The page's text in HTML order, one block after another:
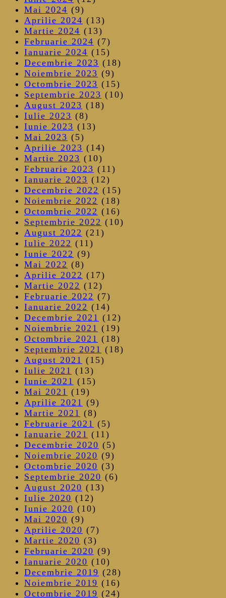
Mai 2024 (9)
Aprilie 2024 (13)
Martie 2024 (13)
Februarie 2024 (7)
Ianuarie 2024 (15)
Decembrie 2023 (18)
Noiembrie 2023 (9)
Octombrie 2023 (15)
Septembrie 2023 (10)
August 2023 (18)
Iulie 2023 (8)
Iunie 2023 (13)
Mai 2023 (5)
Aprilie 2023 (14)
Martie 2023 (10)
Februarie 2023 (11)
Ianuarie 2023 (12)
Decembrie 2022 (15)
Noiembrie 2022 (18)
Octombrie 2022 (16)
Septembrie 2022 (10)
August 2022 (21)
Iulie 2022 (11)
Iunie 2022 (9)
Mai 2022 (8)
Aprilie 2022 (17)
Martie 2022 (12)
Februarie 2022 (7)
Ianuarie 2022 (14)
Decembrie 2021 (12)
Noiembrie 2021 (19)
Octombrie 2021 (18)
Septembrie 2021 (18)
August 2021 (15)
Iulie 2021 (13)
Iunie 2021 (15)
Mai 2021 (19)
Aprilie 2021 (9)
Martie 2021 (8)
Februarie 2021 (5)
Ianuarie 2021 (11)
Decembrie 2020 (5)
Noiembrie 2020 (9)
Octombrie 2020 (3)
Septembrie 2020 (6)
August 2020 (13)
Iulie 2020 (12)
Iunie 2020 (10)
Mai 2020 (9)
Aprilie 2020 (7)
Martie 2020 (3)
Februarie 2020 (9)
Ianuarie 2020 (10)
Decembrie 2019 (28)
Noiembrie 2019 (16)
Octombrie 2019 (24)